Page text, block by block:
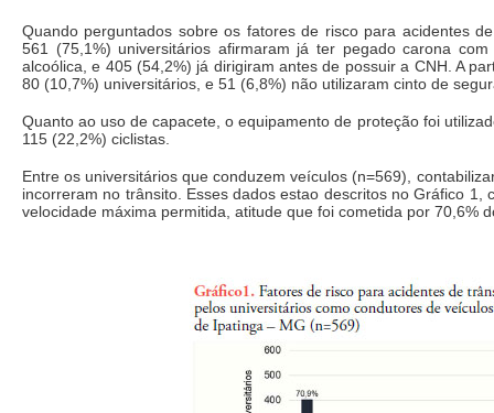
Quando perguntados sobre os fatores de risco para acidentes
561 (75,1%) universitários afirmaram já ter pegado carona
alcoólica, e 405 (54,2%) já dirigiram antes de possuir a CNH. A
80 (10,7%) universitários, e 51 (6,8%) não utilizaram cinto de
Quanto ao uso de capacete, o equipamento de proteção foi
115 (22,2%) ciclistas.
Entre os universitários que conduzem veículos (n=569),
incorreram no trânsito. Esses dados estao descritos no Gráfico 1,
velocidade máxima permitida, atitude que foi cometida por 70,6%